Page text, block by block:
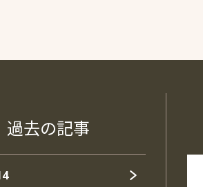
過去の記事